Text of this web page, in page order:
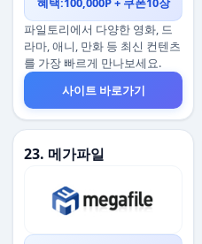
파일토리에서 다양한 영화, 드
라마, 애니, 만화 등 최신 컨텐츠
를 가장 빠르게 만나보세요.
사이트 바로가기
23. 메가파일